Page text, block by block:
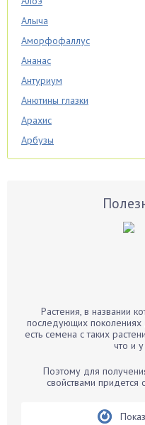
Алыча
Аморфофаллус
Ананас
Антуриум
Анютины глазки
Арахис
Арбузы
Аспарагус
Бархатцы
Бегония
Бирючина
Растения, в названии
последующих поколениях
есть семена с таких
что и
Поэтому для
свойствами придется